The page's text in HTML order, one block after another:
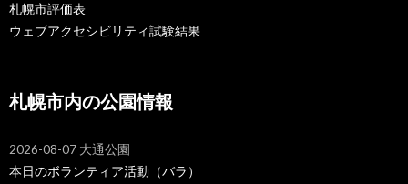
札幌市評価表
ウェブアクセシビリティ試験結果
札幌市内の公園情報
2026-08-07 大通公園
本日のボランティア活動（バラ）